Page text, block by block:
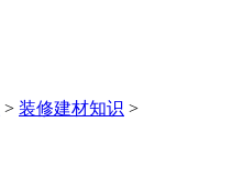
> 装修建材知识 >